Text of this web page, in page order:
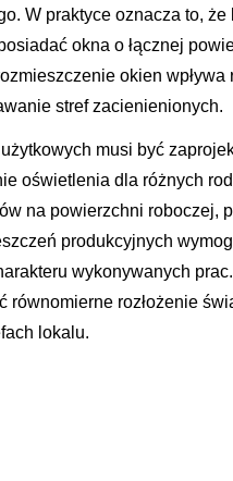
W praktyce oznacza to,
okna o łącznej
okien
stref zacienienionych.
musi być
oświetlenia dla różnych
na powierzchni roboczej,
produkcyjnych
wykonywanych
równomierne rozłożenie
lokalu.